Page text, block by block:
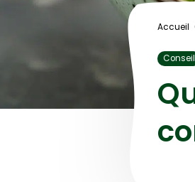
Accueil
Conseil